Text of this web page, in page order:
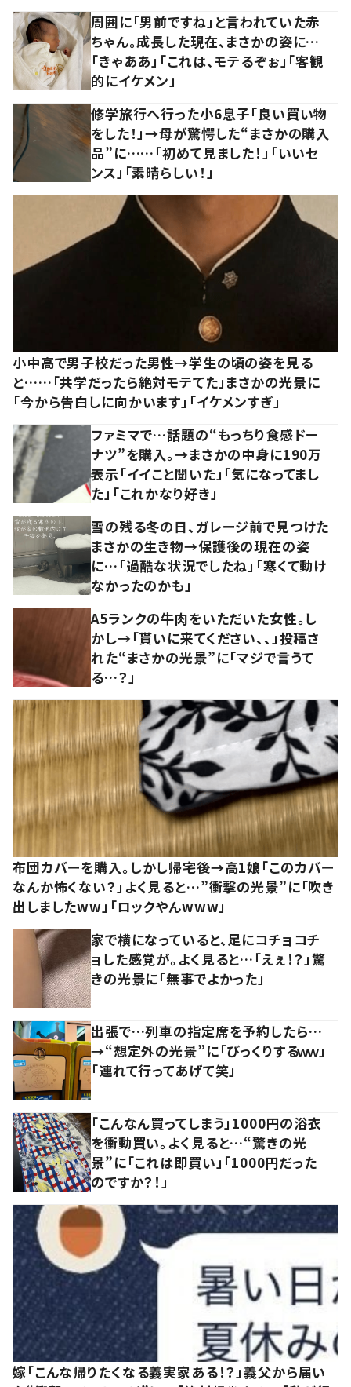
周囲に「男前ですね」と言われていた赤
ちゃん。成長した現在、まさかの姿に…
「きゃああ」「これは、モテるぞぉ」「客観
的にイケメン」
修学旅行へ行った小6息子「良い買い物
をした！」→母が驚愕した“まさかの購入
品”に……「初めて見ました！」「いいセ
ンス」「素晴らしい！」
小中高で男子校だった男性→学生の頃の姿を見る
と……「共学だったら絶対モテてた」まさかの光景に
「今から告白しに向かいます」「イケメンすぎ」
ファミマで…話題の“もっちり食感ドー
ナツ”を購入。→まさかの中身に190万
表示「イイこと聞いた」「気になってまし
た」「これかなり好き」
雪の残る冬の日、ガレージ前で見つけた
まさかの生き物→保護後の現在の姿
に…「過酷な状況でしたね」「寒くて動け
なかったのかも」
A5ランクの牛肉をいただいた女性。し
かし→「貰いに来てください、、」投稿さ
れた“まさかの光景”に「マジで言うて
る…？」
布団カバーを購入。しかし帰宅後→高1娘「このカバー
なんか怖くない？」よく見ると…”衝撃の光景”に「吹き
出しましたww」「ロックやんwww」
家で横になっていると、足にコチョコチ
ョした感覚が。よく見ると…「えぇ！？」驚
きの光景に「無事でよかった」
出張で…列車の指定席を予約したら…
→“想定外の光景”に「びっくりするｗｗ」
「連れて行ってあげて笑」
「こんなん買ってしまう」1000円の浴衣
を衝動買い。よく見ると…“驚きの光
景”に「これは即買い」「1000円だった
のですか？！」
嫁「こんな帰りたくなる義実家ある！？」義父から届い